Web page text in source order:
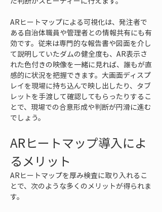
ARヒートマップによる可視化は、発注者で
ある自治体職員や管理者との情報共有にも有
効です。従来は専門的な報告書や図面を介し
て説明していたダムの健全度も、AR表示さ
れた色付きの映像を一緒に見れば、誰もが直
感的に状況を把握できます。大画面ディスプ
レイを現場に持ち込んで映し出したり、タブ
レットを手渡して確認してもらったりするこ
とで、現場での合意形成や判断が円滑に進む
でしょう。
ARヒートマップ導入によ
るメリット
ARヒートマップを厚み検査に取り入れるこ
とで、次のような多くのメリットが得られま
す。